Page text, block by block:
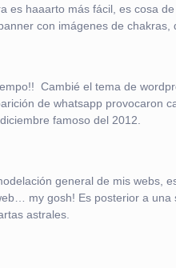
es haaarto más fácil, es cosa
con imágenes de chakras,
Cambié el tema de
de whatsapp provocaron
famoso del 2012.
general de mis webs,
my gosh! Es posterior a
astrales.